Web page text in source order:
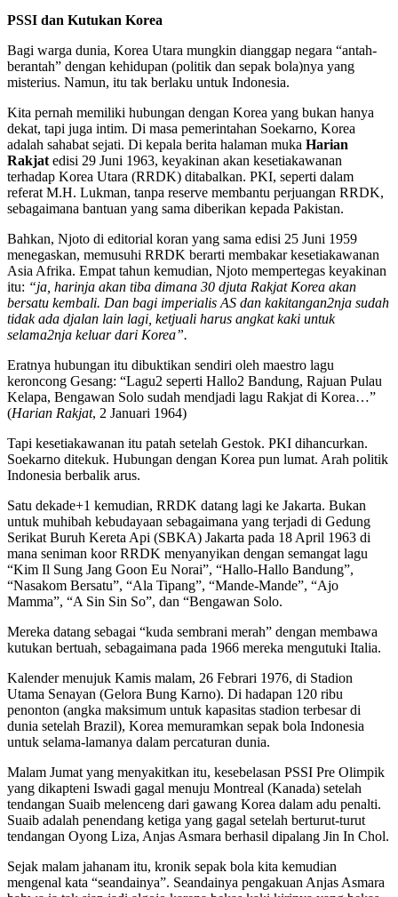
PSSI dan Kutukan Korea
Bagi warga dunia, Korea Utara mungkin dianggap negara “antah-
berantah” dengan kehidupan (politik dan sepak bola)nya yang
misterius. Namun, itu tak berlaku untuk Indonesia.
Kita pernah memiliki hubungan dengan Korea yang bukan hanya
dekat, tapi juga intim. Di masa pemerintahan Soekarno, Korea
adalah sahabat sejati. Di kepala berita halaman muka Harian
Rakjat edisi 29 Juni 1963, keyakinan akan kesetiakawanan
terhadap Korea Utara (RRDK) ditabalkan. PKI, seperti dalam
referat M.H. Lukman, tanpa reserve membantu perjuangan RRDK,
sebagaimana bantuan yang sama diberikan kepada Pakistan.
Bahkan, Njoto di editorial koran yang sama edisi 25 Juni 1959
menegaskan, memusuhi RRDK berarti membakar kesetiakawanan
Asia Afrika. Empat tahun kemudian, Njoto mempertegas keyakinan
itu: “ja, harinja akan tiba dimana 30 djuta Rakjat Korea akan
bersatu kembali. Dan bagi imperialis AS dan kakitangan2nja sudah
tidak ada djalan lain lagi, ketjuali harus angkat kaki untuk
selama2nja keluar dari Korea”.
Eratnya hubungan itu dibuktikan sendiri oleh maestro lagu
keroncong Gesang: “Lagu2 seperti Hallo2 Bandung, Rajuan Pulau
Kelapa, Bengawan Solo sudah mendjadi lagu Rakjat di Korea…”
(Harian Rakjat, 2 Januari 1964)
Tapi kesetiakawanan itu patah setelah Gestok. PKI dihancurkan.
Soekarno ditekuk. Hubungan dengan Korea pun lumat. Arah politik
Indonesia berbalik arus.
Satu dekade+1 kemudian, RRDK datang lagi ke Jakarta. Bukan
untuk muhibah kebudayaan sebagaimana yang terjadi di Gedung
Serikat Buruh Kereta Api (SBKA) Jakarta pada 18 April 1963 di
mana seniman koor RRDK menyanyikan dengan semangat lagu
“Kim Il Sung Jang Goon Eu Norai”, “Hallo-Hallo Bandung”,
“Nasakom Bersatu”, “Ala Tipang”, “Mande-Mande”, “Ajo
Mamma”, “A Sin Sin So”, dan “Bengawan Solo.
Mereka datang sebagai “kuda sembrani merah” dengan membawa
kutukan bertuah, sebagaimana pada 1966 mereka mengutuki Italia.
Kalender menujuk Kamis malam, 26 Febrari 1976, di Stadion
Utama Senayan (Gelora Bung Karno). Di hadapan 120 ribu
penonton (angka maksimum untuk kapasitas stadion terbesar di
dunia setelah Brazil), Korea memuramkan sepak bola Indonesia
untuk selama-lamanya dalam percaturan dunia.
Malam Jumat yang menyakitkan itu, kesebelasan PSSI Pre Olimpik
yang dikapteni Iswadi gagal menuju Montreal (Kanada) setelah
tendangan Suaib melenceng dari gawang Korea dalam adu penalti.
Suaib adalah penendang ketiga yang gagal setelah berturut-turut
tendangan Oyong Liza, Anjas Asmara berhasil dipalang Jin In Chol.
Sejak malam jahanam itu, kronik sepak bola kita kemudian
mengenal kata “seandainya”. Seandainya pengakuan Anjas Asmara